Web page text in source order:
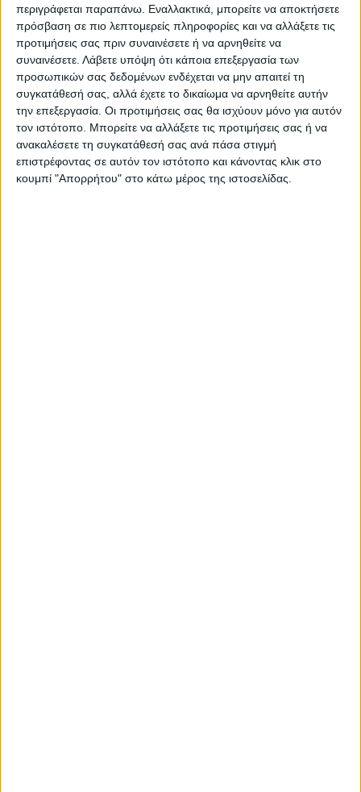
περιγράφεται παραπάνω. Εναλλακτικά, μπορείτε να αποκτήσετε
πρόσβαση σε πιο λεπτομερείς πληροφορίες και να αλλάξετε τις
προτιμήσεις σας πριν συναινέσετε ή να αρνηθείτε να
συναινέσετε. Λάβετε υπόψη ότι κάποια επεξεργασία των
προσωπικών σας δεδομένων ενδέχεται να μην απαιτεί τη
συγκατάθεσή σας, αλλά έχετε το δικαίωμα να αρνηθείτε αυτήν
την επεξεργασία. Οι προτιμήσεις σας θα ισχύουν μόνο για αυτόν
τον ιστότοπο. Μπορείτε να αλλάξετε τις προτιμήσεις σας ή να
ανακαλέσετε τη συγκατάθεσή σας ανά πάσα στιγμή
επιστρέφοντας σε αυτόν τον ιστότοπο και κάνοντας κλικ στο
κουμπί "Απορρήτου" στο κάτω μέρος της ιστοσελίδας.
Θεοδόσης Κατσάρας